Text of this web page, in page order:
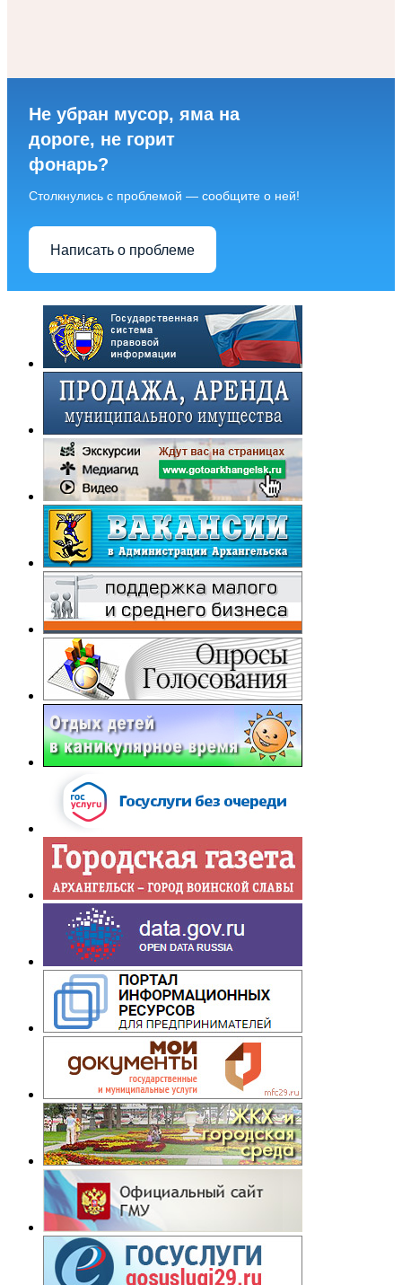
Не убран мусор, яма на
дороге, не горит
фонарь?
Столкнулись с проблемой — сообщите о ней!
Написать о проблеме